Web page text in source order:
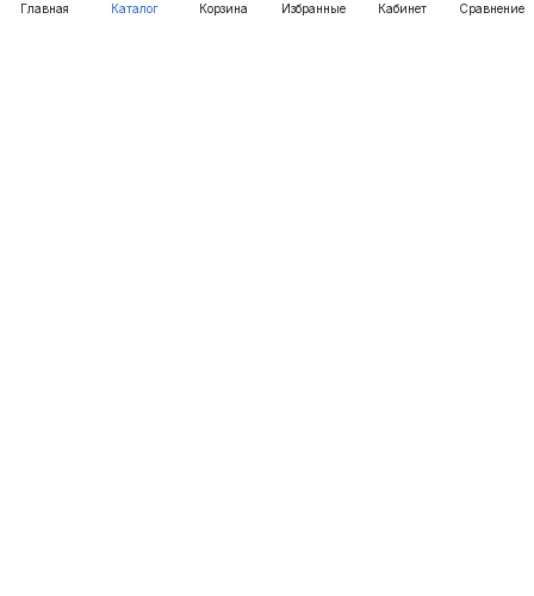
Главная Каталог Корзина Избранные Кабинет Сравнение